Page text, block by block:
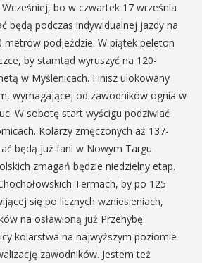
bo w czwartek 17 września
będą podczas indywidualnej jazdy na
metrów podjeździe. W piątek peleton
by stamtąd wyruszyć na 120-
w Myślenicach. Finisz ulokowany
wymagającej od zawodników ognia w
W sobotę start wyścigu podziwiać
Kolarzy zmęczonych aż 137-
będą już fani w Nowym Targu.
zmagań będzie niedzielny etap.
Termach, by po 125
się po licznych wzniesieniach,
na osławioną już Przehybę.
kolarstwa na najwyższym poziomie
zawodników. Jestem też